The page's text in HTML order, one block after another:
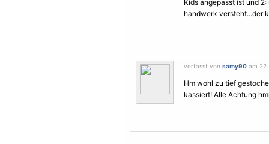
Kids angepasst ist und
handwerk versteht...der
verfasst von samy90 am
Hm wohl zu tief
kassiert! Alle Achtung